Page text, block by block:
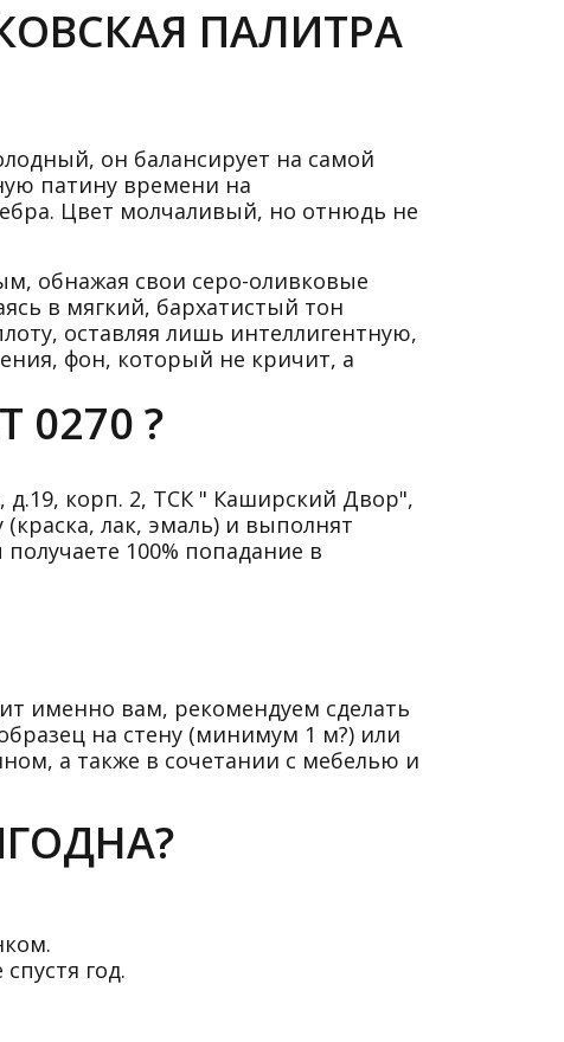
ПАЛИТРА
он балансирует на самой
патину времени на
Цвет молчаливый, но отнюдь не
обнажая свои серо-оливковые
в мягкий, бархатистый тон
оставляя лишь интеллигентную,
фон, который не кричит, а
0270 ?
д.19, корп. 2, ТСК " Каширский Двор",
лак, эмаль) и выполнят
100% попадание в
именно вам, рекомендуем сделать
на стену (минимум 1 м?) или
а также в сочетании с мебелью и
год.